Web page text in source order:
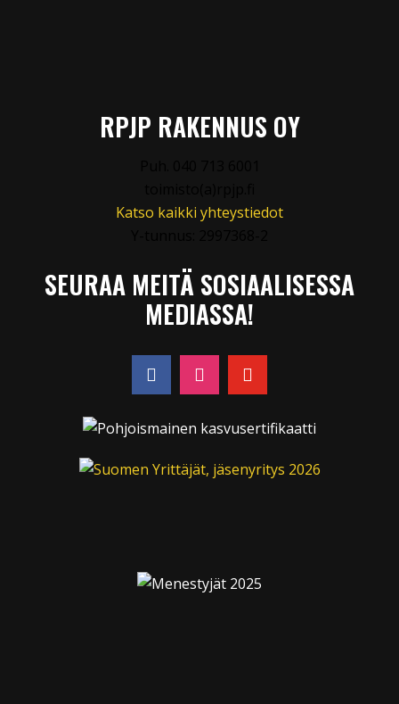
RPJP RAKENNUS OY
Katso kaikki yhteystiedot
SEURAA MEITÄ SOSIAALISESSA
MEDIASSA!